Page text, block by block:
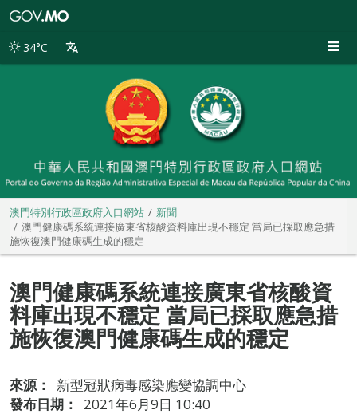
別
34°C
澳門特別行政區政府入口網站
新聞
澳門健康碼系統連接廣東省核酸資料庫出現不穩定 當局已採取應急措
施恢復澳門健康碼生成的穩定
澳門健康碼系統連接廣東省核酸資
料庫出現不穩定 當局已採取應急措
施恢復澳門健康碼生成的穩定
來源：
新型冠狀病毒感染應變協調中心
發布日期：
2021年6月9日 10:40